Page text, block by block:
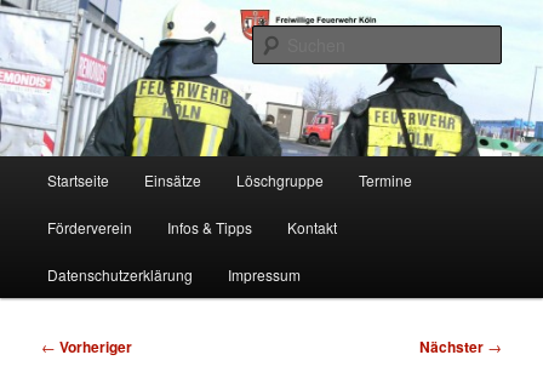
Zum
primären
Inhalt
springenFF Köln, LG RD
Freiwillige Feuerwehr Köln, Löschgruppe Rodenkirchen
Startseite Einsätze Löschgruppe Termine
Förderverein Infos & Tipps Kontakt
Datenschutzerklärung Impressum
Beitragsnavigation
← Vorheriger Nächster →